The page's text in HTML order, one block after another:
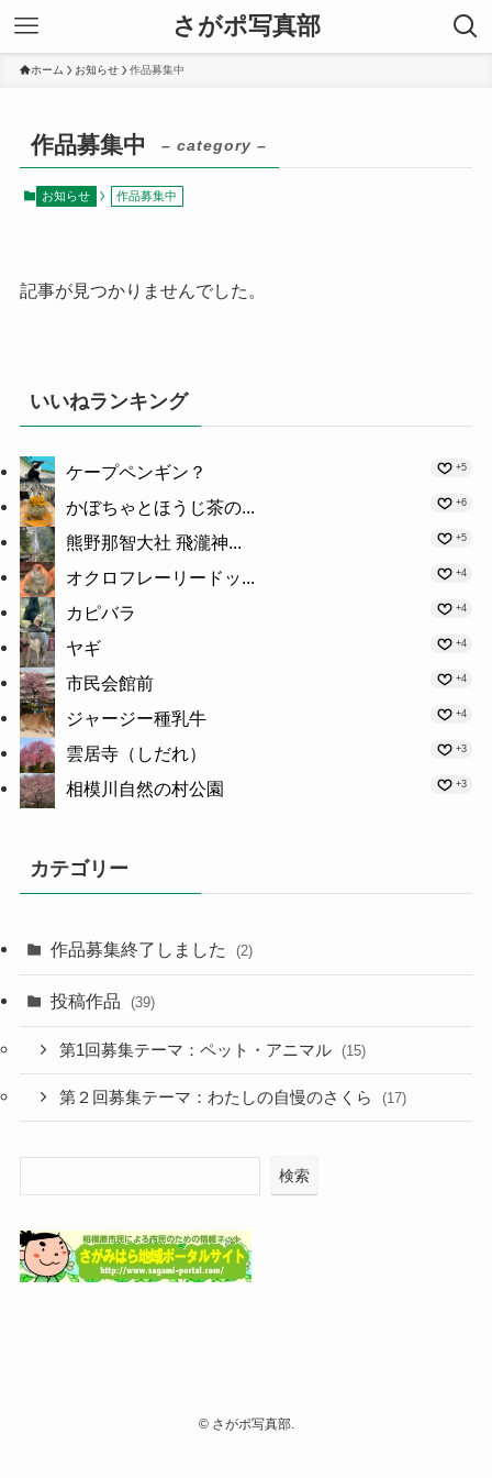
さがポ写真部
ホーム お知らせ 作品募集中
作品募集中 – category –
お知らせ 作品募集中
記事が見つかりませんでした。
いいねランキング
ケープペンギン？ +5
かぼちゃとほうじ茶の... +6
熊野那智大社 飛瀧神... +5
オクロフレーリードッ... +4
カピバラ +4
ヤギ +4
市民会館前 +4
ジャージー種乳牛 +4
雲居寺（しだれ） +3
相模川自然の村公園 +3
カテゴリー
作品募集終了しました (2)
投稿作品 (39)
第1回募集テーマ：ペット・アニマル (15)
第２回募集テーマ：わたしの自慢のさくら (17)
検索
©さがポ写真部.